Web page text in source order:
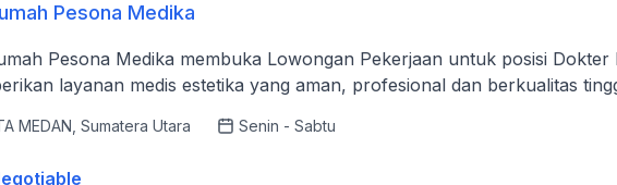
Pesona Medika
Pesona Medika membuka Lowongan Pekerjaan untuk posisi Dokter Estetika. -
layanan medis estetika yang aman, profesional dan berkualitas
MEDAN, Sumatera Utara Senin - Sabtu